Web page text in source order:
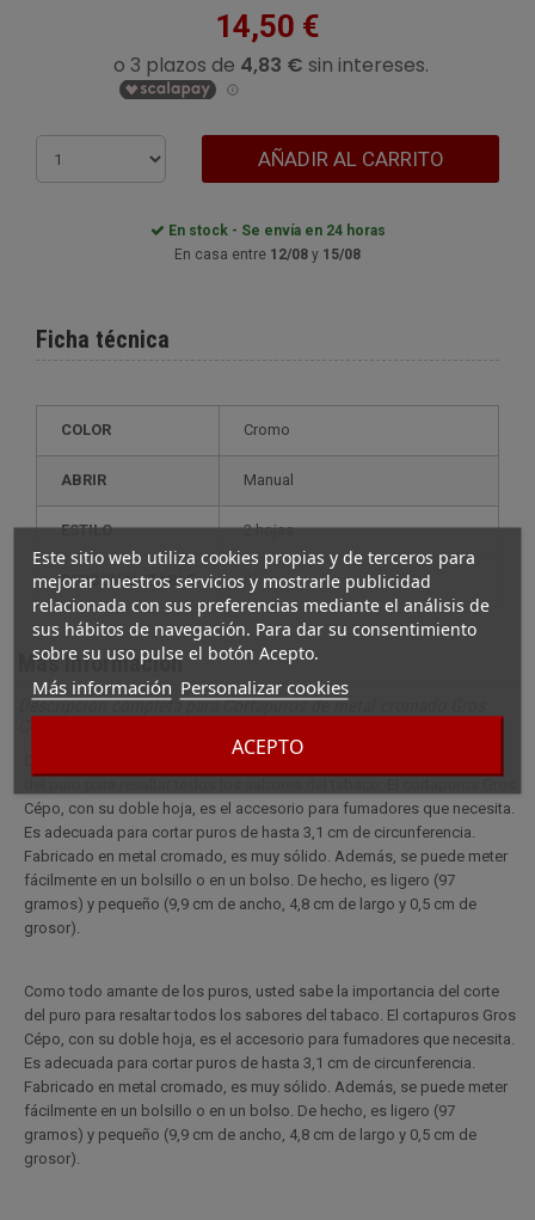
Este sitio web utiliza cookies propias y de terceros para
mejorar nuestros servicios y mostrarle publicidad
relacionada con sus preferencias mediante el análisis de
sus hábitos de navegación. Para dar su consentimiento
sobre su uso pulse el botón Acepto.
Más información Personalizar cookies
ACEPTO
14,50 €
AÑADIR AL CARRITO
En stock - Se envía en 24 horas
En casa entre 12/08 y 15/08
Ficha técnica
COLOR Cromo
ABRIR Manual
ESTILO 2 hojas
PERSONALIZABLE sí
Más información
Descripción completa para Cortapuros de metal cromado Gros
Cépo, con su doble hoja, es el accesorio para fumadores que necesita.
Es adecuada para cortar puros de hasta 3,1 cm de circunferencia.
Fabricado en metal cromado, es muy sólido. Además, se puede meter
fácilmente en un bolsillo o en un bolso. De hecho, es ligero (97
gramos) y pequeño (9,9 cm de ancho, 4,8 cm de largo y 0,5 cm de
grosor).
Como todo amante de los puros, usted sabe la importancia del corte
del puro para resaltar todos los sabores del tabaco. El cortapuros Gros
Cépo, con su doble hoja, es el accesorio para fumadores que necesita.
Es adecuada para cortar puros de hasta 3,1 cm de circunferencia.
Fabricado en metal cromado, es muy sólido. Además, se puede meter
fácilmente en un bolsillo o en un bolso. De hecho, es ligero (97
gramos) y pequeño (9,9 cm de ancho, 4,8 cm de largo y 0,5 cm de
grosor).